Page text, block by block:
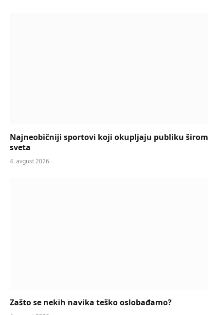
Najneobičniji sportovi koji okupljaju publiku širom
sveta
4. avgust 2026.
Zašto se nekih navika teško oslobađamo?